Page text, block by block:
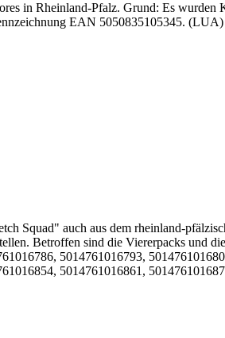
in Rheinland-Pfalz. Grund: Es
EAN 5050835105345. (LUA)
Squad" auch aus dem rheinland-
Betroffen sind die Viererpacks und
5014761016793,
5014761016861,